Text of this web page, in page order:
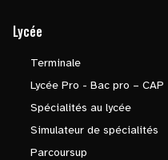
Lycée
Terminale
Lycée Pro - Bac pro – CAP
Spécialités au lycée
Simulateur de spécialités
Parcoursup